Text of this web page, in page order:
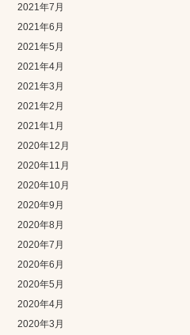
2021年7月
2021年6月
2021年5月
2021年4月
2021年3月
2021年2月
2021年1月
2020年12月
2020年11月
2020年10月
2020年9月
2020年8月
2020年7月
2020年6月
2020年5月
2020年4月
2020年3月